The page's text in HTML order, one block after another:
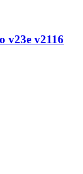
v23e v2116